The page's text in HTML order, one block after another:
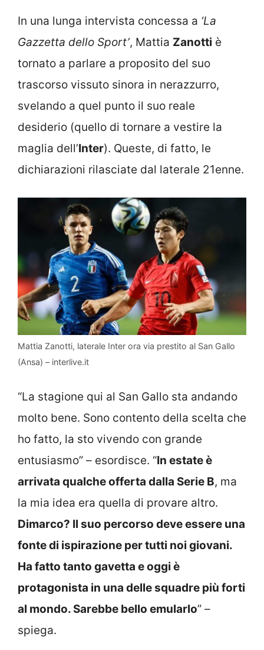
In una lunga intervista concessa a ‘La
Gazzetta dello Sport’, Mattia Zanotti è
tornato a parlare a proposito del suo
trascorso vissuto sinora in nerazzurro,
svelando a quel punto il suo reale
desiderio (quello di tornare a vestire la
maglia dell’Inter). Queste, di fatto, le
dichiarazioni rilasciate dal laterale 21enne.
Mattia Zanotti, laterale Inter ora via prestito al San Gallo
(Ansa) – interlive.it
“La stagione qui al San Gallo sta andando
molto bene. Sono contento della scelta che
ho fatto, la sto vivendo con grande
entusiasmo” – esordisce. “In estate è
arrivata qualche offerta dalla Serie B, ma
la mia idea era quella di provare altro.
Dimarco? Il suo percorso deve essere una
fonte di ispirazione per tutti noi giovani.
Ha fatto tanto gavetta e oggi è
protagonista in una delle squadre più forti
al mondo. Sarebbe bello emularlo” –
spiega.